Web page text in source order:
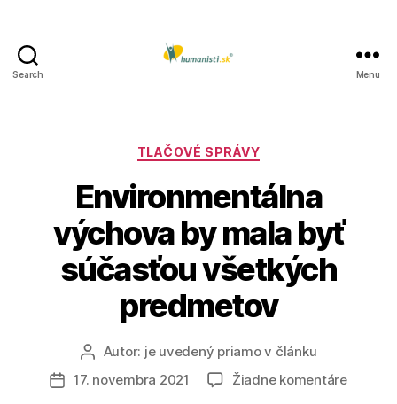
Search Menu
Kategórie
TLAČOVÉ SPRÁVY
Environmentálna
výchova by mala byť
súčasťou všetkých
predmetov
Autor
článku
Autor: je uvedený priamo v článku
Dátum
17. novembra 2021 Žiadne komentárena